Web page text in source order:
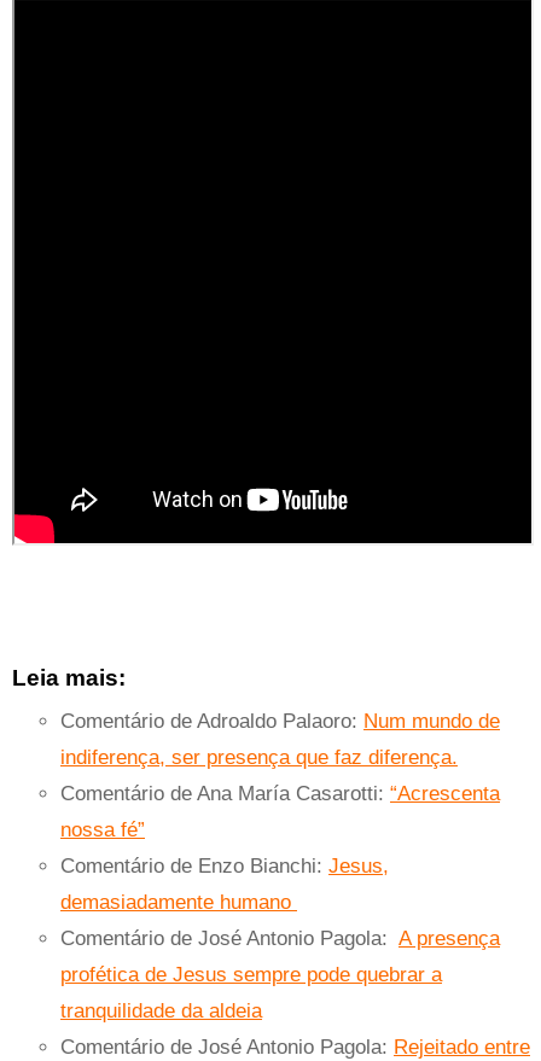
Leia mais:
Comentário de Adroaldo Palaoro: Num mundo de
indiferença, ser presença que faz diferença.
Comentário de Ana María Casarotti: “Acrescenta
nossa fé”
Comentário de Enzo Bianchi: Jesus,
demasiadamente humano
Comentário de José Antonio Pagola: A presença
profética de Jesus sempre pode quebrar a
tranquilidade da aldeia
Comentário de José Antonio Pagola: Rejeitado entre